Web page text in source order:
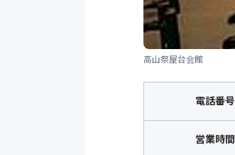
高山祭屋台会館
電話番号
営業時間